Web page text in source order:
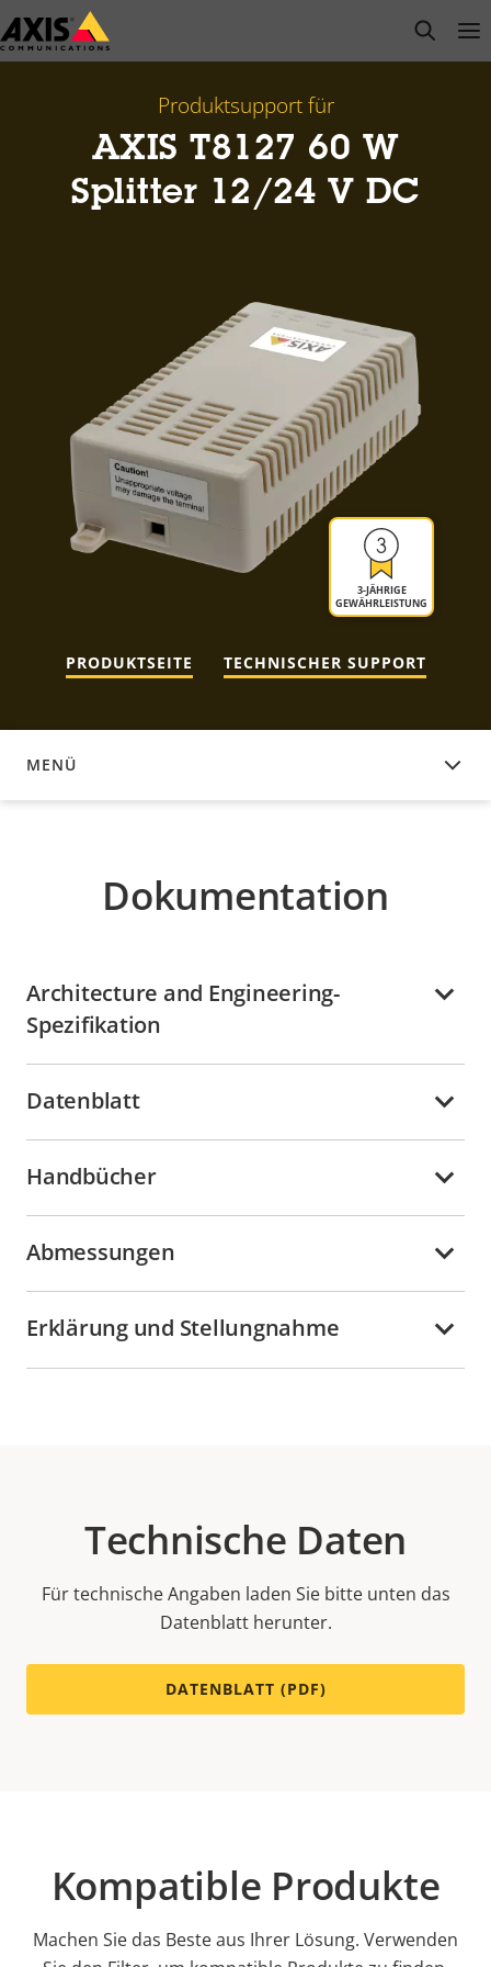
Zum
Hauptinhalt
open
Produktsupport für
AXIS T8127 60 W
Splitter 12/24 V DC
3-JÄHRIGE
GEWÄHRLEISTUNG
PRODUKTSEITE TECHNISCHER SUPPORT
MENÜ
DOKUMENTATION
Dokumentation
Architecture and Engineering-
Spezifikation
Datenblatt
Handbücher
Abmessungen
Erklärung und Stellungnahme
Technische Daten
Für technische Angaben laden Sie bitte unten das
Datenblatt herunter.
DATENBLATT (PDF)
Kompatible Produkte
Machen Sie das Beste aus Ihrer Lösung. Verwenden